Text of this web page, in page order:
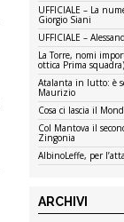
UFFICIALE – La
Giorgio Siani
UFFICIALE –
La Torre, nomi
ottica Prima squadra)
Atalanta in lutto: è
Maurizio
Cosa ci lascia il
Col Mantova il
Zingonia
AlbinoLeffe, per
ARCHIVI